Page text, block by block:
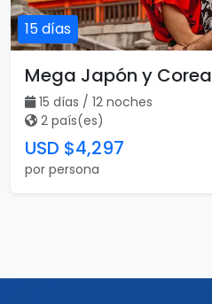
15 días
Mega Japón y Corea
15 días / 12 noches
2 país(es)
USD $4,297
por persona